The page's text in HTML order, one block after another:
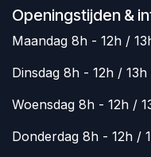
Openingstijden &
Maandag 8h - 12h /
Dinsdag 8h - 12h /
Woensdag 8h - 12h /
Donderdag 8h - 12h /